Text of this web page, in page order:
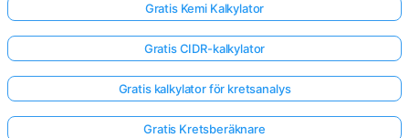
Gratis Kemi Kalkylator
Gratis CIDR-kalkylator
Gratis kalkylator för kretsanalys
Gratis Kretsberäknare